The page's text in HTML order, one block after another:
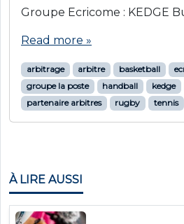
Groupe Ecricome : KEDGE
Read more »
arbitrage arbitre basketball
groupe la poste
handball kedge
partenaire arbitres
rugby tennis
À LIRE AUSSI